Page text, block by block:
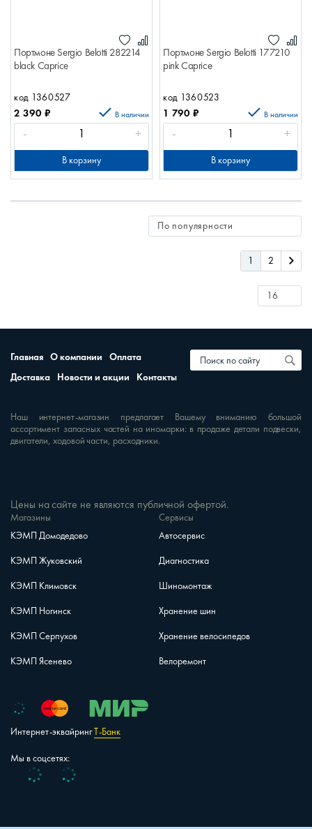
Портмоне Sergio Belotti 282214
black Caprice
код 1360527
2 390 ₽ В наличии
- +
В корзину
Портмоне Sergio Belotti 177210
pink Caprice
код 1360523
1 790 ₽ В наличии
- +
В корзину
1 2
Главная О компании
Оплата
Доставка
Новости и акции Контакты
Магазины
КЭМП Домодедово
КЭМП Жуковский
КЭМП Климовск
КЭМП Ногинск
КЭМП Серпухов
КЭМП Ясенево
Сервисы
Автосервис
Диагностика
Шиномонтаж
Хранение шин
Хранение велосипедов
Велоремонт
Наш интернет-магазин предлагает Вашему вниманию большой
ассортимент запасных частей на иномарки: в продаже детали подвески,
двигатели, ходовой части, расходники.
Интернет-эквайрингТ-Банк
Мы в соцсетях:
Vk Telegram
Цены на сайте не являются публичной офертой.